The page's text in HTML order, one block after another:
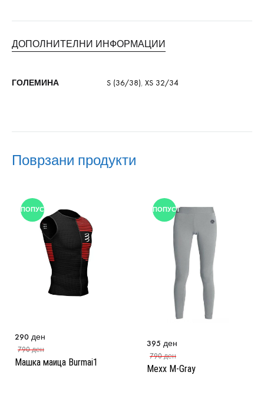
ДОПОЛНИТЕЛНИ ИНФОРМАЦИИ
ГОЛЕМИНА S (36/38), XS 32/34
Поврзани продукти
ПОПУСТ
Машка маица Burmai1
290 ден
790ден
ПОПУСТ
Mexx M-Gray
395 ден
790ден